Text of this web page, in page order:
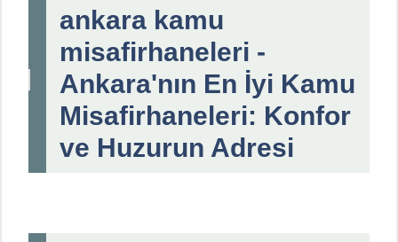
ankara kamu
misafirhaneleri -
Ankara'nın En İyi Kamu
Misafirhaneleri: Konfor
ve Huzurun Adresi